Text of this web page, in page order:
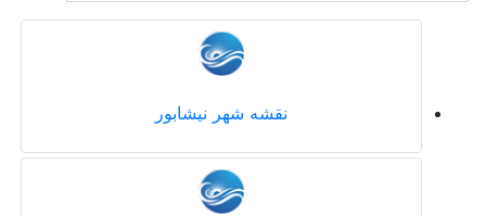
نقشه شهر نیشابور